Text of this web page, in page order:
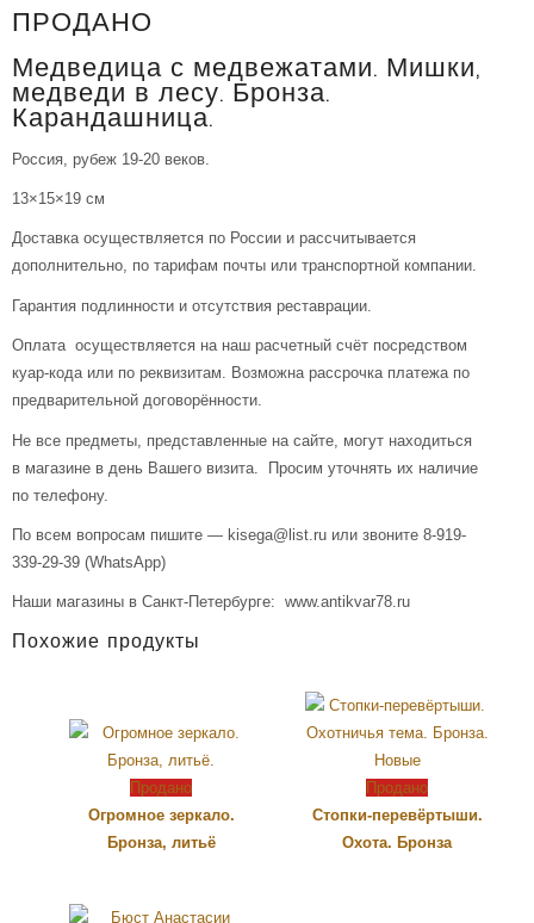
ПРОДАНО
Медведица с медвежатами. Мишки,
медведи в лесу. Бронза.
Карандашница.
Россия, рубеж 19-20 веков.
13×15×19 см
Доставка осуществляется по России и рассчитывается
дополнительно, по тарифам почты или транспортной компании.
Гарантия подлинности и отсутствия реставрации.
Оплата осуществляется на наш расчетный счёт посредством
куар-кода или по реквизитам. Возможна рассрочка платежа по
предварительной договорённости.
Не все предметы, представленные на сайте, могут находиться
в магазине в день Вашего визита. Просим уточнять их наличие
по телефону.
По всем вопросам пишите — kisega@list.ru или звоните 8-919-
339-29-39 (WhatsApp)
Наши магазины в Санкт-Петербурге: www.antikvar78.ru
Похожие продукты
Продано
Огромное зеркало.
Бронза, литьё
Продано
Стопки-перевёртыши.
Охота. Бронза